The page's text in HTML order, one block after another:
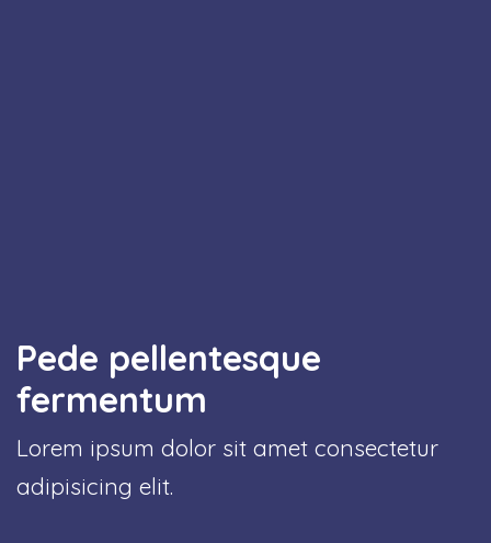
Pede pellentesque
fermentum
Lorem ipsum dolor sit amet consectetur
adipisicing elit.